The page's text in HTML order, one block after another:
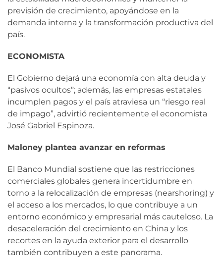
previsión de crecimiento, apoyándose en la
demanda interna y la transformación productiva del
país.
ECONOMISTA
El Gobierno dejará una economía con alta deuda y
“pasivos ocultos”; además, las empresas estatales
incumplen pagos y el país atraviesa un “riesgo real
de impago”, advirtió recientemente el economista
José Gabriel Espinoza.
Maloney plantea avanzar en reformas
El Banco Mundial sostiene que las restricciones
comerciales globales genera incertidumbre en
torno a la relocalización de empresas (nearshoring) y
el acceso a los mercados, lo que contribuye a un
entorno económico y empresarial más cauteloso. La
desaceleración del crecimiento en China y los
recortes en la ayuda exterior para el desarrollo
también contribuyen a este panorama.